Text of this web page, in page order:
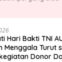
Hari Bakti TNI
Menggala Turut
Donor